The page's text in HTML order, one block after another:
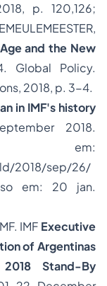
p. 120,126;
and the New
Global Policy.
2018, p. 3-4.
in IMF's history
2018.
em:
2018/sep/26/
em: 20 jan.
IMF Executive
of Argentinas
Stand-By